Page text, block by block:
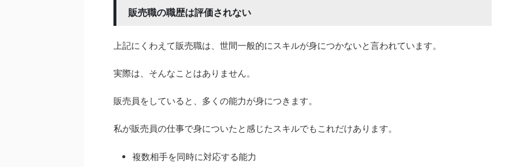
販売職の職歴は評価されない
上記にくわえて販売職は、世間一般的にスキルが身につかないと言われています。
実際は、そんなことはありません。
販売員をしていると、多くの能力が身につきます。
私が販売員の仕事で身についたと感じたスキルでもこれだけあります。
複数相手を同時に対応する能力